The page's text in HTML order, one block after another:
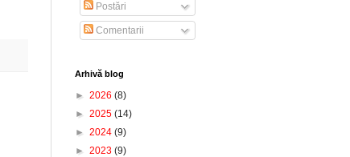
Postări
Comentarii
Arhivă blog
► 2026 (8)
► 2025 (14)
► 2024 (9)
► 2023 (9)